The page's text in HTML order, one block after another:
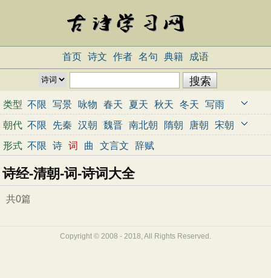
首页 诗文 作者 名句 典籍 成语
类型 不限 写景 咏物 春天 夏天 秋天 冬天
写雨
写雪
写风 写花 梅花 荷花 菊花 柳树
月亮
山水 写山 写水 长江 黄河 儿童 写鸟
写马
田园 边塞 地名 抒情 爱国 离别 送别 思乡
思念 爱情 励志 哲理 闺怨
母亲 友情 战争 读书 惜时 婉约 豪放 诗经
民谣
咏史怀古 宋词精选 小学古诗 初中古诗
朝代 不限 先秦 汉朝 魏晋 南北朝 隋朝 唐朝
宋朝
元朝
明朝 清朝 近代 当代
形式 不限 诗 词 曲 文言文 辞赋
诗经-清朝-词-诗词大全
共0篇
Copyright © 2008 - 2018, All Rights Reserved.